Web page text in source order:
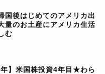
国後はじめてのアメリカ出
量のお土産にアメリカ生活
む
年】米国株投資4年目★わら